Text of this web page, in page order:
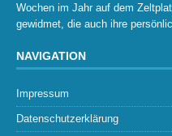
Wochen im Jahr auf dem
gewidmet, die auch ihre
NAVIGATION
Impressum
Datenschutzerklärung